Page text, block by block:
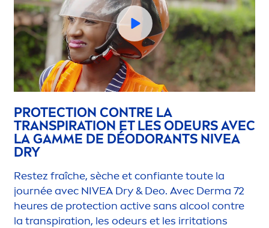
PROTECTION CONTRE LA
TRANSPIRATION ET LES ODEURS AVEC
LA GAMME DE DÉODORANTS NIVEA
DRY
Restez fraîche, sèche et confiante toute la
journée avec NIVEA Dry & Deo. Avec Derma 72
heures de protection activesans alcool contre
la transpiration, les odeurs et les irritations